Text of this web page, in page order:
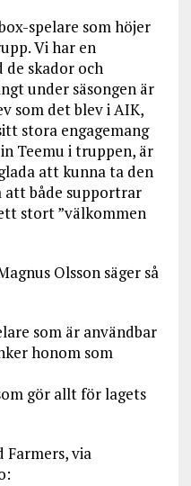
spelare som höjer
Vi har en
skador och
under säsongen är
som det blev i AIK,
stora engagemang
Teemu i truppen, är
att kunna ta den
att både supportrar
stort ”välkommen
Olsson säger så
som är användbar
honom som
gör allt för lagets
Farmers, via